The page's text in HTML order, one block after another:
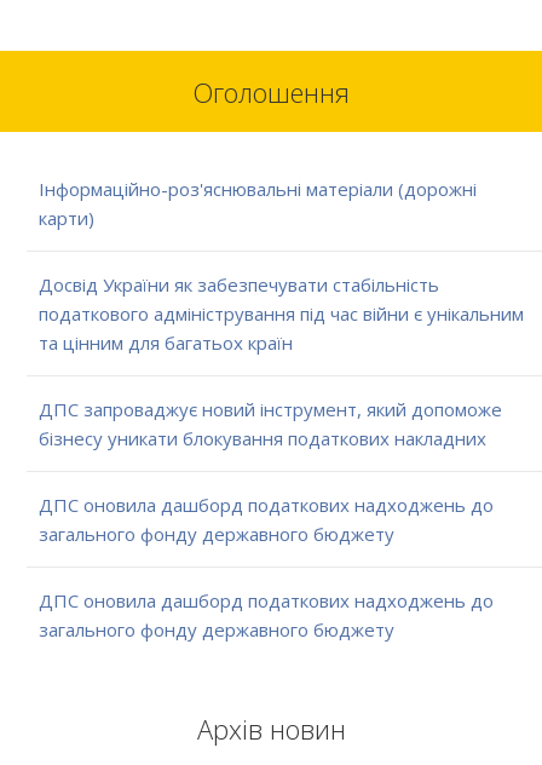
Оголошення
Інформаційно-роз'яснювальні матеріали (дорожні
карти)
Досвід України як забезпечувати стабільність
податкового адміністрування під час війни є унікальним
та цінним для багатьох країн
ДПС запроваджує новий інструмент, який допоможе
бізнесу уникати блокування податкових накладних
ДПС оновила дашборд податкових надходжень до
загального фонду державного бюджету
ДПС оновила дашборд податкових надходжень до
загального фонду державного бюджету
Архів новин